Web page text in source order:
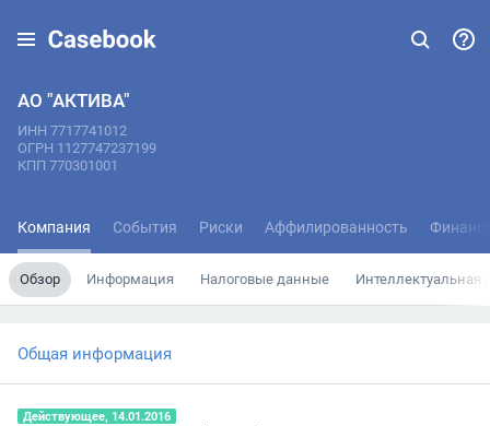
АО "АКТИВА"
ИНН 7717741012
ОГРН 1127747237199
КПП 770301001
Компания События Риски Аффилированность
Обзор Информация Налоговые данные Интеллектуальная
Общая информация
Действующее, 14.01.2016